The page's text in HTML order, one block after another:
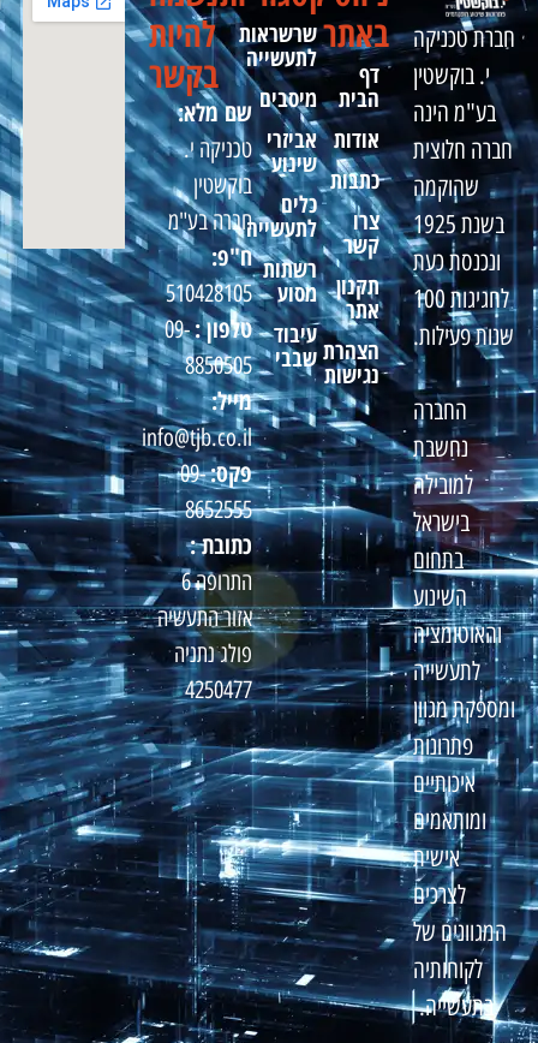
חברת טכניקה
י. בוקשטין
בע"מ הינה
חברה חלוצית
שהוקמה
בשנת 1925
ונכנסת כעת
לחגיגות 100
שנות פעילות.
החברה
נחשבת
למובילה
בישראל
בתחום
השינוע
והאוטומציה
לתעשייה
ומספקת מגוון
פתרונות
איכותיים
ומותאמים
אישית
לצרכים
המגוונים של
לקוחותיה
בתעשייה.
באתר
דף
הבית
אודות
כתבות
צרו
קשר
תקנון
אתר
הצהרת
נגישות
שרשראות
לתעשייה
מיסבים
אביזרי
שינוע
כלים
לתעשייה
רשתות
מסוע
עיבוד
שבבי
להיות
בקשר
שם מלא:
טכניקה י.
בוקשטין
חברה בע"מ
ח"פ:
510428105
טלפון :09-
8850505
מייל:
info@tjb.co.il
פקס:09-
8652555
כתובת :
התרופה 6
אזור התעשיה
פולג נתניה
4250477